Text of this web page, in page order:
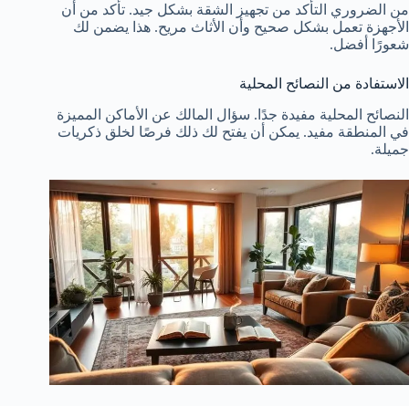
من الضروري التأكد من تجهيز الشقة بشكل جيد. تأكد من أن
الأجهزة تعمل بشكل صحيح وأن الأثاث مريح. هذا يضمن لك
شعورًا أفضل.
الاستفادة من النصائح المحلية
النصائح المحلية مفيدة جدًا. سؤال المالك عن الأماكن المميزة
في المنطقة مفيد. يمكن أن يفتح لك ذلك فرصًا لخلق ذكريات
جميلة.